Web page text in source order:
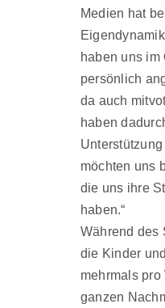
Medien hat
haben uns im
persönlich
da auch
haben
möchten uns
die uns ihre
haben.“
Während des
die Kinder
mehrmals
ganzen